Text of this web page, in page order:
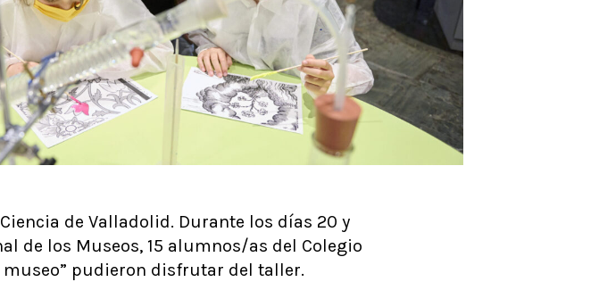
de Valladolid. Durante los días 20 y
de los Museos, 15 alumnos/as del Colegio
pudieron disfrutar del taller.